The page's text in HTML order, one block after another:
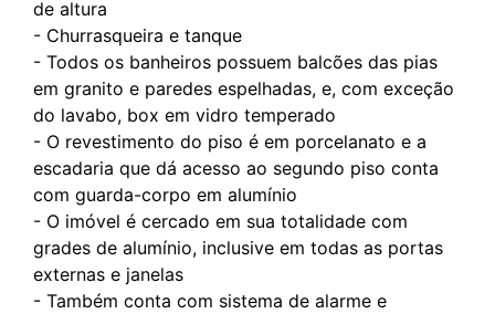
de altura
- Churrasqueira e tanque
- Todos os banheiros possuem balcões das pias
em granito e paredes espelhadas, e, com exceção
do lavabo, box em vidro temperado
- O revestimento do piso é em porcelanato e a
escadaria que dá acesso ao segundo piso conta
com guarda-corpo em alumínio
- O imóvel é cercado em sua totalidade com
grades de alumínio, inclusive em todas as portas
externas e janelas
- Também conta com sistema de alarme e